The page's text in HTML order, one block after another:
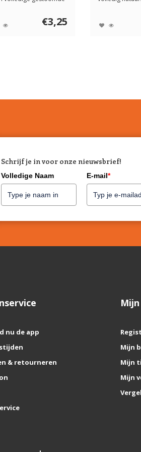
€3,25
Schrijf je in voor onze nieuwsbrief!
Volledige Naam E-mail*
nu de app
& retourneren
Mijn
Mijn
Mijn